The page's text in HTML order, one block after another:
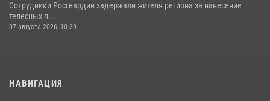
Сотрудники Росгвардии задержали жителя региона за нанесение
телесных п...
07 августа 2026, 10:39
НАВИГАЦИЯ